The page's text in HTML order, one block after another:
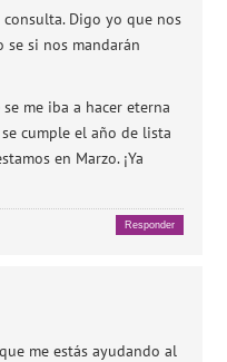
Digo yo que nos
se si nos mandarán
me iba a hacer eterna
cumple el año de lista
en Marzo. ¡Ya
Responder
me estás ayudando al